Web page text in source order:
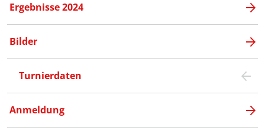
Ergebnisse 2024
Bilder
Turnierdaten
Anmeldung